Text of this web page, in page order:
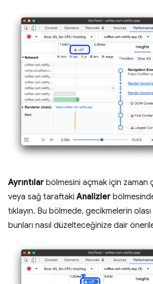
Ayrıntılar bölmesini açmak için zaman
veya sağ taraftakiAnalizler
tıklayın. Bu bölmede, gecikmelerin
bunları nasıl düzelteceğinize dair